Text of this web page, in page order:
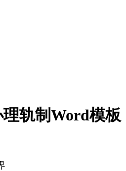
轨制Word模板